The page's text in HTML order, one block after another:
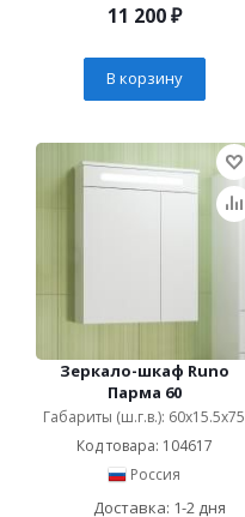
11 200₽
В корзину
Зеркало-шкаф Runo
Парма 60
Габариты (ш.г.в.): 60x15.5x75
Код товара: 104617
Россия
Доставка: 1-2 дня